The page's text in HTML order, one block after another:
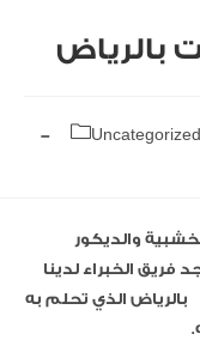
بالرياض
Uncategorized
والديكور
فريق الخبراء لدينا
الذي تحلم به